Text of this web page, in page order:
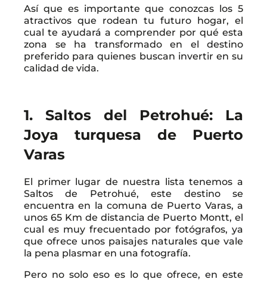
Así que es importante que conozcas los 5
atractivos que rodean tu futuro hogar, el
cual te ayudará a comprender por qué esta
zona se ha transformado en el destino
preferido para quienes buscan invertir en su
calidad de vida.
1. Saltos del Petrohué: La
Joya turquesa de Puerto
Varas
El primer lugar de nuestra lista tenemos a
Saltos de Petrohué, este destino se
encuentra en la comuna de Puerto Varas, a
unos 65 Km de distancia de Puerto Montt, el
cual es muy frecuentado por fotógrafos, ya
que ofrece unos paisajes naturales que vale
la pena plasmar en una fotografía.
Pero no solo eso es lo que ofrece, en este